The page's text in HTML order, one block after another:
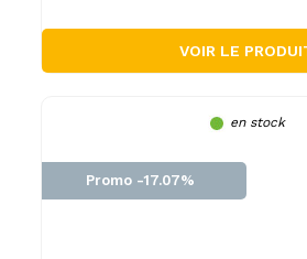
VOIR LE
en stock
Promo -17.07%